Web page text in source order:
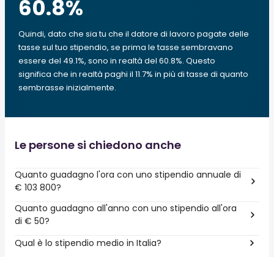
60.8%
Quindi, dato che sia tu che il datore di lavoro pagate delle
tasse sul tuo stipendio, se prima le tasse sembravano
essere del 49.1%, sono in realtà del 60.8%. Questo
significa che in realtà paghi il 11.7% in più di tasse di quanto
sembrasse inizialmente.
Le persone si chiedono anche
Quanto guadagno l'ora con uno stipendio annuale di
€ 103 800?
Quanto guadagno all'anno con uno stipendio all'ora
di € 50?
Qual è lo stipendio medio in Italia?